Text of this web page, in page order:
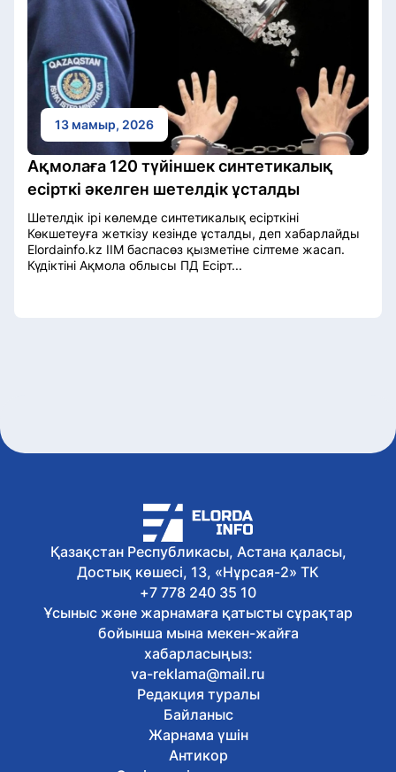
13 мамыр, 2026
Ақмолаға 120 түйіншек синтетикалық
есірткі әкелген шетелдік ұсталды
Шетелдік ірі көлемде синтетикалық есірткіні
Көкшетеуға жеткізу кезінде ұсталды, деп хабарлайды
Elordainfo.kz ІІМ баспасөз қызметіне сілтеме жасап.
Күдіктіні Ақмола облысы ПД Есірт...
Қазақстан Республикасы, Астана қаласы,
Достық көшесі, 13, «Нұрсая-2» ТК
+7 778 240 35 10
Ұсыныс және жарнамаға қатысты сұрақтар
бойынша мына мекен-жайға
хабарласыңыз:
va-reklama@mail.ru
Редакция туралы
Байланыс
Жарнама үшін
Антикор